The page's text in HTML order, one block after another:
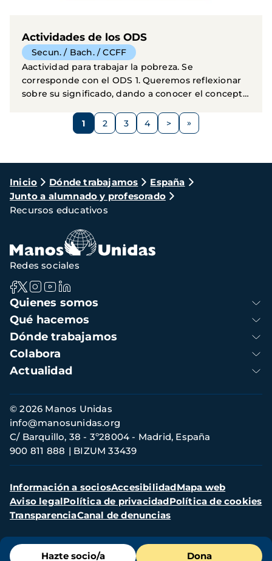
Actividades de los ODS
Secun. / Bach. / CCFF
Aactividad para trabajar la pobreza. Se
corresponde con el ODS 1. Queremos reflexionar
sobre su significado, dando a conocer el concepto
Página
1 Página
2 Página
3 Página
4
Siguiente
>
Ruta
de
navegación
Inicio Dónde trabajamos
España
Junto a alumnado y profesorado
Recursos educativos
Menú
Hazte socio/a Dona
Navegación
principal
Quienes somos
Qué hacemos
Dónde trabajamos
Colabora
Actualidad
Redes sociales
Información
de
contacto
© 2026 Manos Unidas
C/ Barquillo, 38 - 3º28004 - Madrid, España
900 811 888
BIZUM 33439
info@manosunidas.org
Menú
secundario
Información a sociosAccesibilidadMapa web
Aviso legalPolítica de privacidadPolítica de cookies
TransparenciaCanal de denuncias